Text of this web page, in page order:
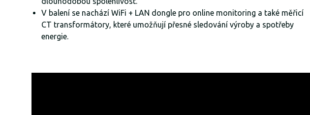
V balení se nachází WiFi + LAN dongle pro online monitoring a také měřicí
CT transformátory, které umožňují přesné sledování výroby a spotřeby
energie.